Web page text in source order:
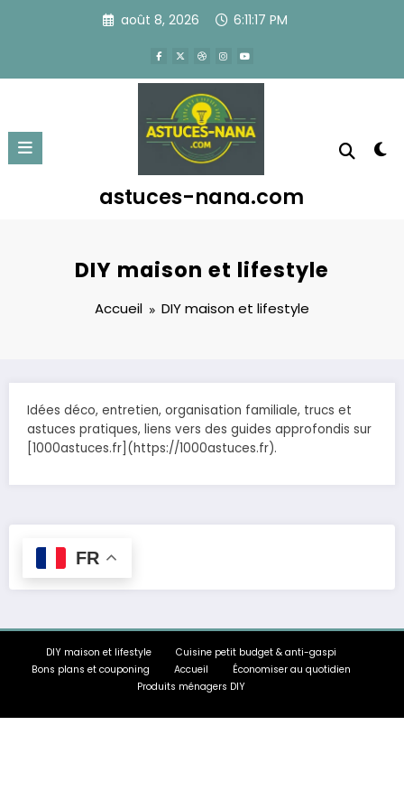
août 8, 2026 6:11:17 PM
astuces-nana.com
DIY maison et lifestyle
Accueil DIY maison et lifestyle
Idées déco, entretien, organisation familiale, trucs et
astuces pratiques, liens vers des guides approfondis sur
[1000astuces.fr](https://1000astuces.fr).
FR
DIY maison et lifestyle
Cuisine petit budget & anti-gaspi
Bons plans et couponing
Accueil
Économiser au quotidien
Produits ménagers DIY